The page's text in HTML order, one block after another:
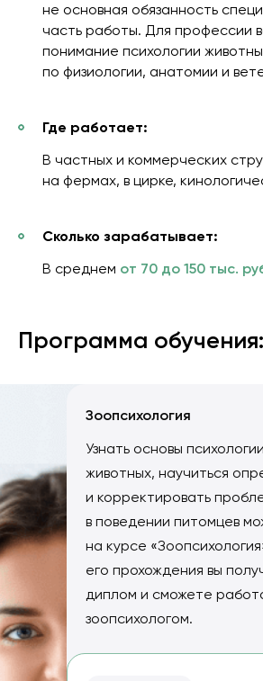
не основная обязанность
часть работы. Для профессии
понимание психологии
по физиологии, анатомии и
Где работает:
В частных и коммерческих
на фермах, в цирке,
Сколько зарабатывает:
В среднем от 70 до 150 тыс.
Программа обучения:
Зоопсихология
Узнать основы психологии
животных, научиться
и корректировать
в поведении питомцев
на курсе
его прохождения вы
диплом и сможете
зоопсихологом.